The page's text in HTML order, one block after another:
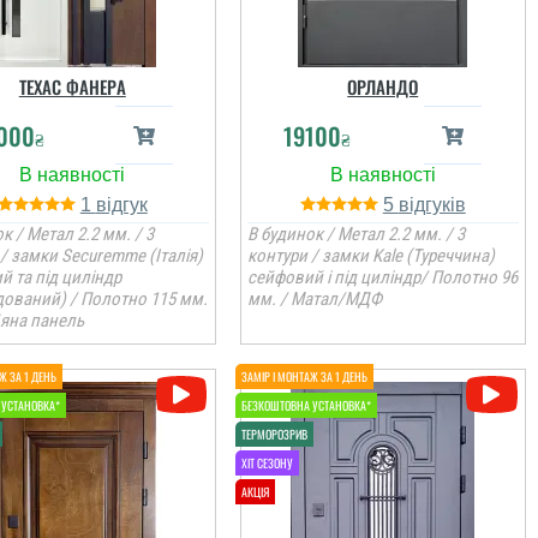
ТЕХАС ФАНЕРА
₴
1
/ Метал 2.2 мм. / 3
замки Securemme (Італія)
та під циліндр
/ Полотно 115 мм.
панель
ОРЛАНДО
19100₴
5
В будинок / Метал 2.2 мм. / 3
контури / замки Kale (Туреччина)
сейфовий і під циліндр/ Полотно 96
мм. / Матал/МДФ